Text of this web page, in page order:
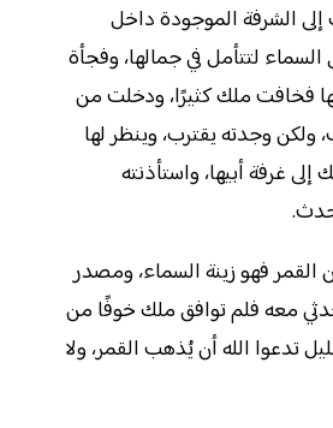
الشرفة الموجودة داخل
لتتأمل في جمالها، وفجأة
فخافت ملك كثيرًا، ودخلت من
ولكن وجدته يقترب، وينظر لها
غرفة أبيها، واستأذنته
القمر فهو زينة السماء، ومصدر
معه فلم توافق ملك خوفًا من
تدعوا الله أن يُذهب القمر، ولا